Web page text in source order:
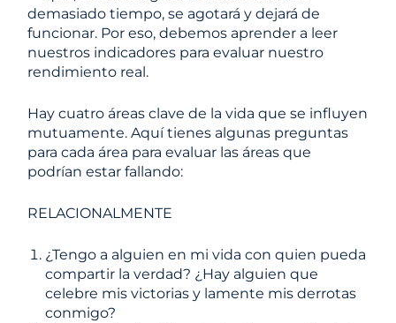
demasiado tiempo, se agotará y dejará de
funcionar. Por eso, debemos aprender a leer
nuestros indicadores para evaluar nuestro
rendimiento real.
Hay cuatro áreas clave de la vida que se influyen
mutuamente. Aquí tienes algunas preguntas
para cada área para evaluar las áreas que
podrían estar fallando:
RELACIONALMENTE
¿Tengo a alguien en mi vida con quien pueda
compartir la verdad? ¿Hay alguien que
celebre mis victorias y lamente mis derrotas
conmigo?